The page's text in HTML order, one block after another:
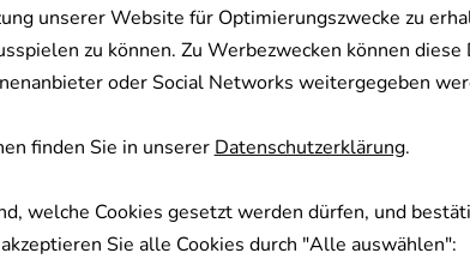
unserer Website für Optimierungszwecke zu
zu können. Zu Werbezwecken können diese
oder Social Networks weitergegeben
finden Sie in unsererDatenschutzerklärung.
welche Cookies gesetzt werden dürfen, und
Sie alle Cookies durch "Alle auswählen":